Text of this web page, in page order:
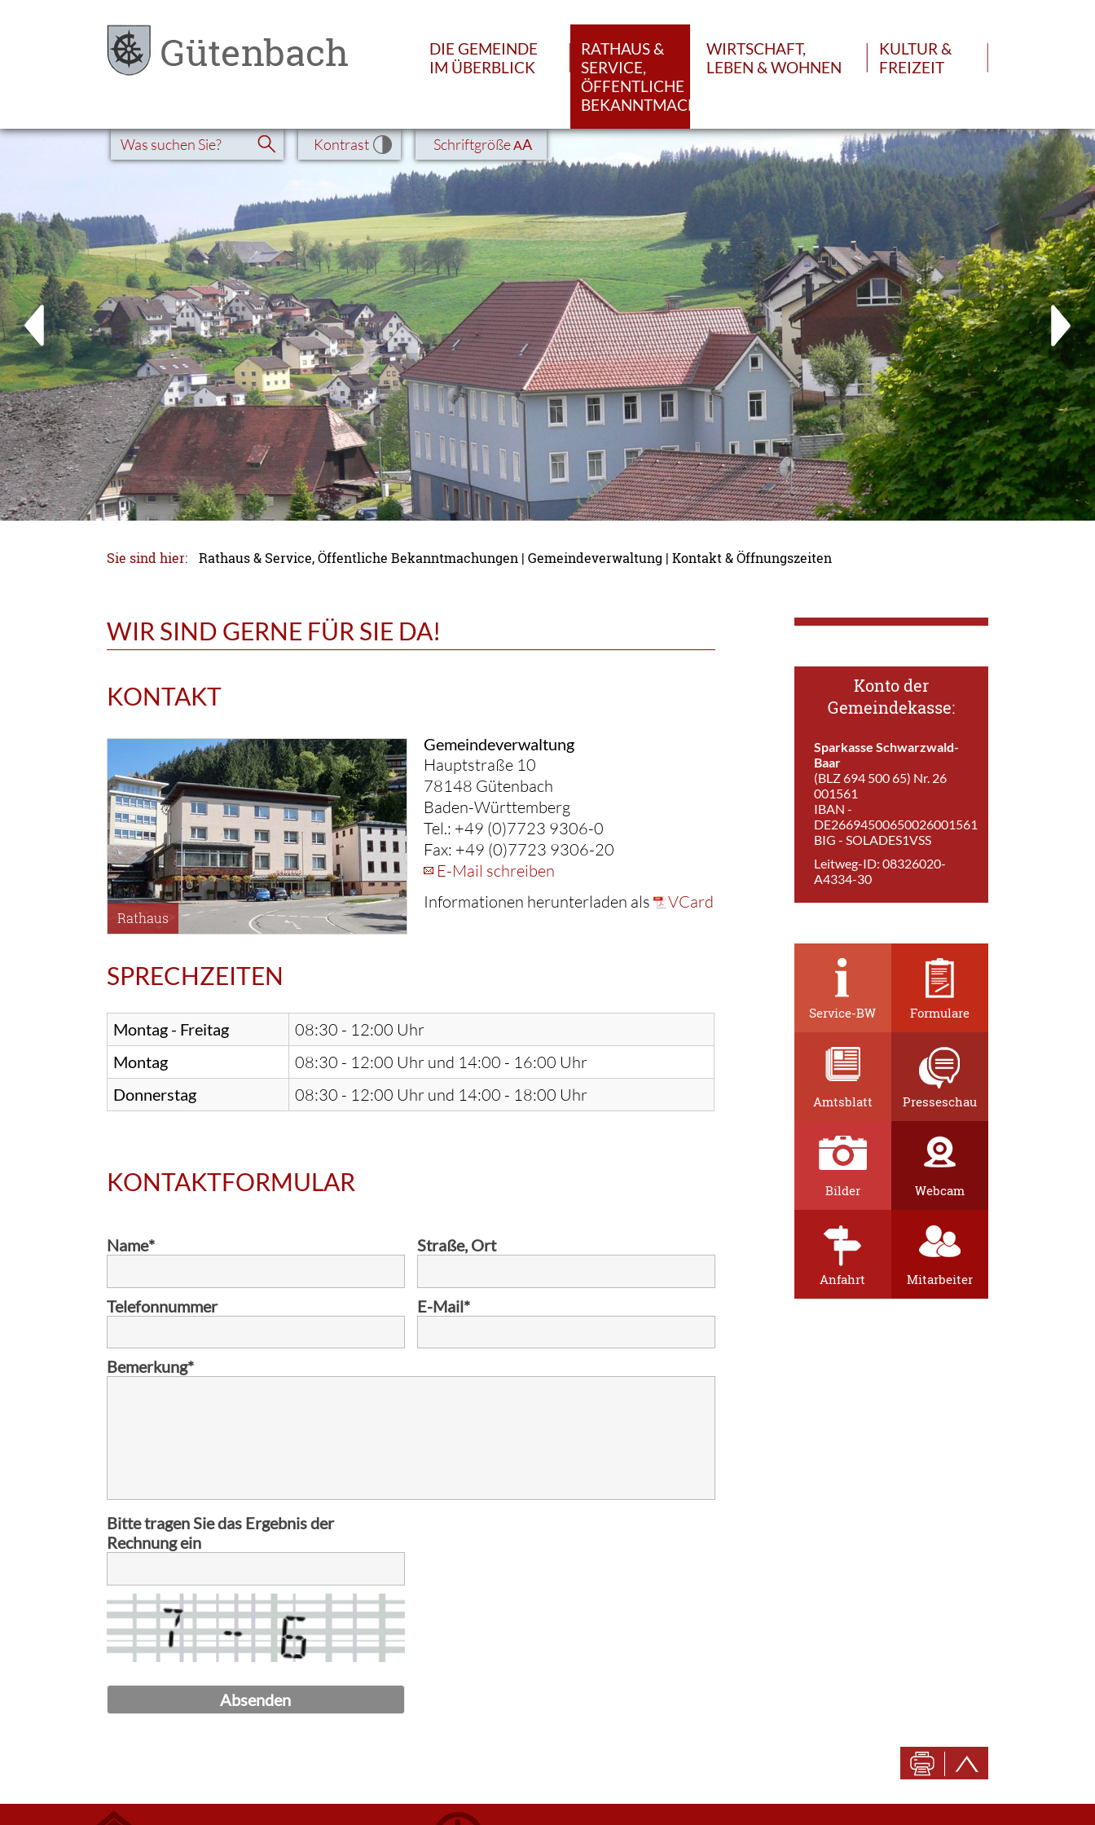
DIE GEMEINDE
IM ÜBERBLICK
RATHAUS &
SERVICE,
ÖFFENTLICHE
BEKANNTMACHUNGEN
WIRTSCHAFT,
LEBEN & WOHNEN
KULTUR &
FREIZEIT
Kontrast SchriftgrößeAA
Sie sind hier: Rathaus & Service, Öffentliche Bekanntmachungen | Gemeindeverwaltung | Kontakt & Öffnungszeiten
WIR SIND GERNE FÜR SIE DA!
KONTAKT
Rathaus
Gemeindeverwaltung
Hauptstraße 10
78148 Gütenbach
Baden-Württemberg
Tel.: +49 (0)7723 9306-0
Fax: +49 (0)7723 9306-20
E-Mail schreiben
Informationen herunterladen als
VCard
SPRECHZEITEN
Montag - Freitag 08:30 - 12:00 Uhr
Montag 08:30 - 12:00 Uhr und 14:00 - 16:00 Uhr
Donnerstag 08:30 - 12:00 Uhr und 14:00 - 18:00 Uhr
KONTAKTFORMULAR
Name* Straße, Ort
Telefonnummer E-Mail*
Bemerkung*
Bitte tragen Sie das Ergebnis der
Rechnung ein
Konto der
Gemeindekasse:
Sparkasse Schwarzwald-
Baar
(BLZ 694 500 65) Nr. 26
001561
IBAN -
DE26694500650026001561
BIG - SOLADES1VSS
Leitweg-ID: 08326020-
A4334-30
Service-BW Formulare
Amtsblatt Presseschau
Bilder Webcam
Anfahrt Mitarbeiter